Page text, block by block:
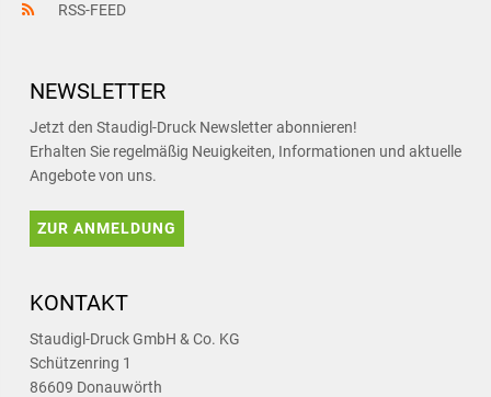
RSS-FEED
NEWSLETTER
Jetzt den Staudigl-Druck Newsletter abonnieren!
Erhalten Sie regelmäßig Neuigkeiten, Informationen und aktuelle
Angebote von uns.
ZUR ANMELDUNG
KONTAKT
Staudigl-Druck GmbH & Co. KG
Schützenring 1
86609 Donauwörth